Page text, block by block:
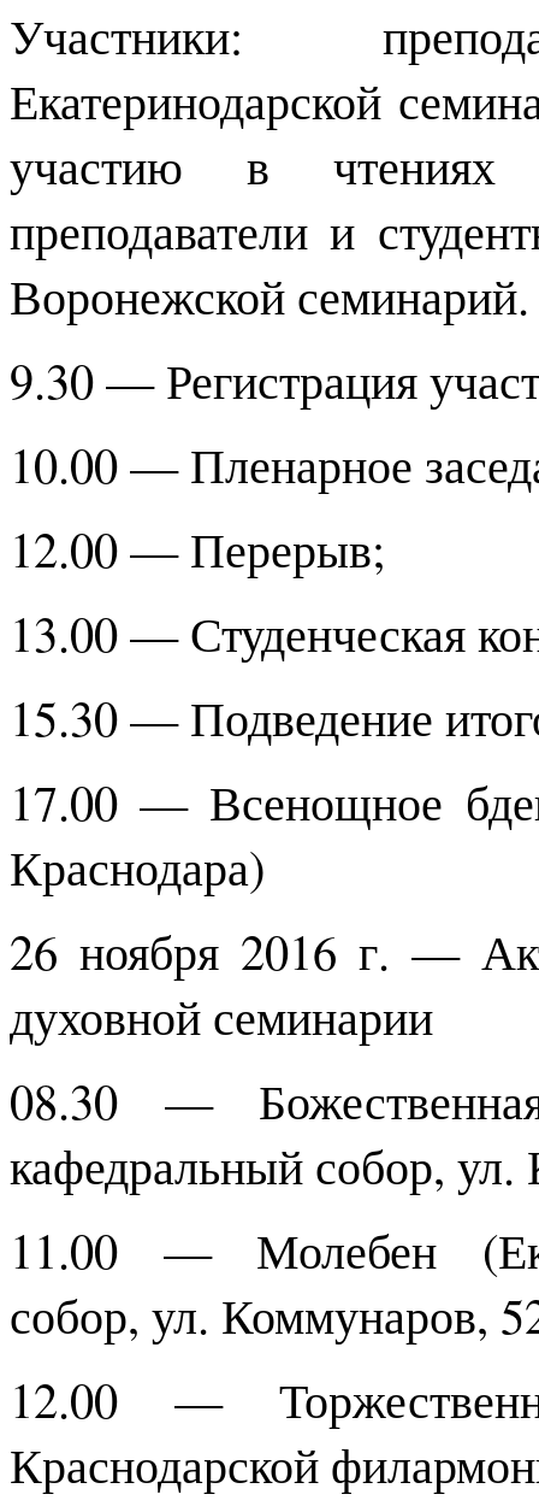
Участники:
Екатеринодарской
участию в чтениях
преподаватели и
Воронежской семинарий.
9.30 — Регистрация
10.00 — Пленарное
12.00 — Перерыв;
13.00 — Студенческая
15.30 — Подведение
17.00 — Всенощное
Краснодара)
26 ноября 2016 г. —
духовной семинарии
08.30 —
кафедральный собор,
11.00 — Молебен
собор, ул. Коммунаров,
12.00 —
Краснодарской